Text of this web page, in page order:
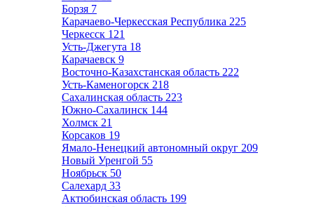
Борзя 7
Карачаево-Черкесская Республика 225
Черкесск 121
Усть-Джегута 18
Карачаевск 9
Восточно-Казахстанская область 222
Усть-Каменогорск 218
Сахалинская область 223
Южно-Сахалинск 144
Холмск 21
Корсаков 19
Ямало-Ненецкий автономный округ 209
Новый Уренгой 55
Ноябрьск 50
Салехард 33
Актюбинская область 199